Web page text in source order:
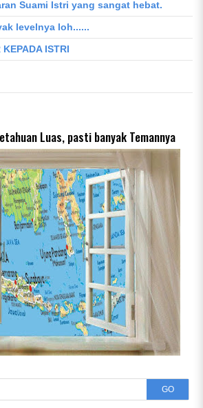
Suami Istri yang sangat hebat.
levelnya loh......
ISTRI
Luas, pasti banyak Temannya
GO